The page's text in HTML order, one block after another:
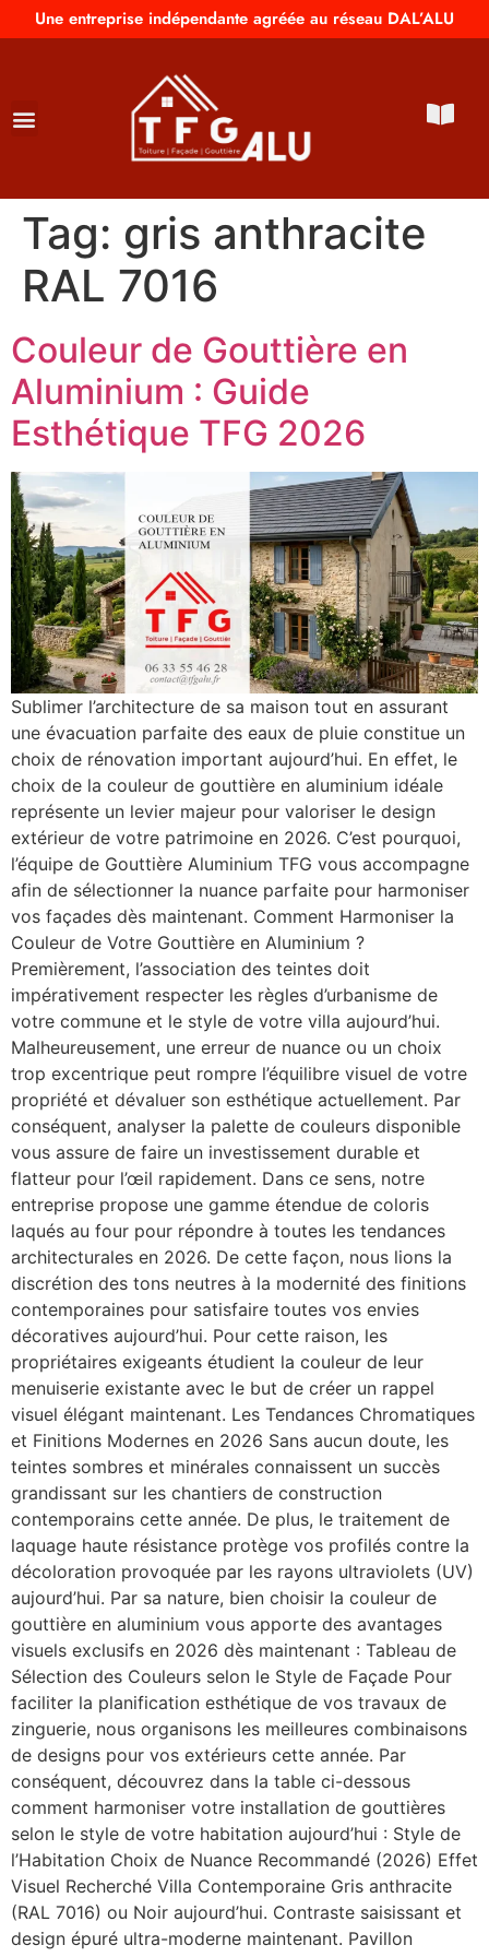
Une entreprise indépendante agréée au réseau DAL’ALU
Tag: gris anthracite
RAL 7016
Couleur de Gouttière en
Aluminium : Guide
Esthétique TFG 2026
Sublimer l’architecture de sa maison tout en assurant
une évacuation parfaite des eaux de pluie constitue un
choix de rénovation important aujourd’hui. En effet, le
choix de la couleur de gouttière en aluminium idéale
représente un levier majeur pour valoriser le design
extérieur de votre patrimoine en 2026. C’est pourquoi,
l’équipe de Gouttière Aluminium TFG vous accompagne
afin de sélectionner la nuance parfaite pour harmoniser
vos façades dès maintenant. Comment Harmoniser la
Couleur de Votre Gouttière en Aluminium ?
Premièrement, l’association des teintes doit
impérativement respecter les règles d’urbanisme de
votre commune et le style de votre villa aujourd’hui.
Malheureusement, une erreur de nuance ou un choix
trop excentrique peut rompre l’équilibre visuel de votre
propriété et dévaluer son esthétique actuellement. Par
conséquent, analyser la palette de couleurs disponible
vous assure de faire un investissement durable et
flatteur pour l’œil rapidement. Dans ce sens, notre
entreprise propose une gamme étendue de coloris
laqués au four pour répondre à toutes les tendances
architecturales en 2026. De cette façon, nous lions la
discrétion des tons neutres à la modernité des finitions
contemporaines pour satisfaire toutes vos envies
décoratives aujourd’hui. Pour cette raison, les
propriétaires exigeants étudient la couleur de leur
menuiserie existante avec le but de créer un rappel
visuel élégant maintenant. Les Tendances Chromatiques
et Finitions Modernes en 2026 Sans aucun doute, les
teintes sombres et minérales connaissent un succès
grandissant sur les chantiers de construction
contemporains cette année. De plus, le traitement de
laquage haute résistance protège vos profilés contre la
décoloration provoquée par les rayons ultraviolets (UV)
aujourd’hui. Par sa nature, bien choisir la couleur de
gouttière en aluminium vous apporte des avantages
visuels exclusifs en 2026 dès maintenant : Tableau de
Sélection des Couleurs selon le Style de Façade Pour
faciliter la planification esthétique de vos travaux de
zinguerie, nous organisons les meilleures combinaisons
de designs pour vos extérieurs cette année. Par
conséquent, découvrez dans la table ci-dessous
comment harmoniser votre installation de gouttières
selon le style de votre habitation aujourd’hui : Style de
l’Habitation Choix de Nuance Recommandé (2026) Effet
Visuel Recherché Villa Contemporaine Gris anthracite
(RAL 7016) ou Noir aujourd’hui. Contraste saisissant et
design épuré ultra-moderne maintenant. Pavillon